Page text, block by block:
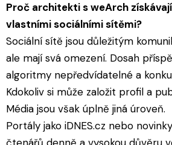
Proč architekti s weArch
vlastními sociálními sítěmi?
Sociální sítě jsou důležitým
ale mají svá omezení. Dosah
algoritmy nepředvídatelné a
Kdokoliv si může založit profil a
Média jsou však úplně jiná úroveň.
Portály jako iDNES.cz nebo